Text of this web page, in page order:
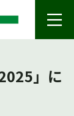
」に